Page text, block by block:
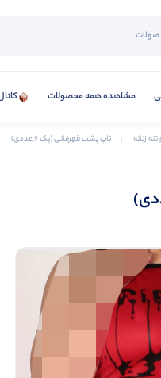
مشاهده همه محصولات
زنانه تاپ پشت قهرمانی (پک 6 عددی)